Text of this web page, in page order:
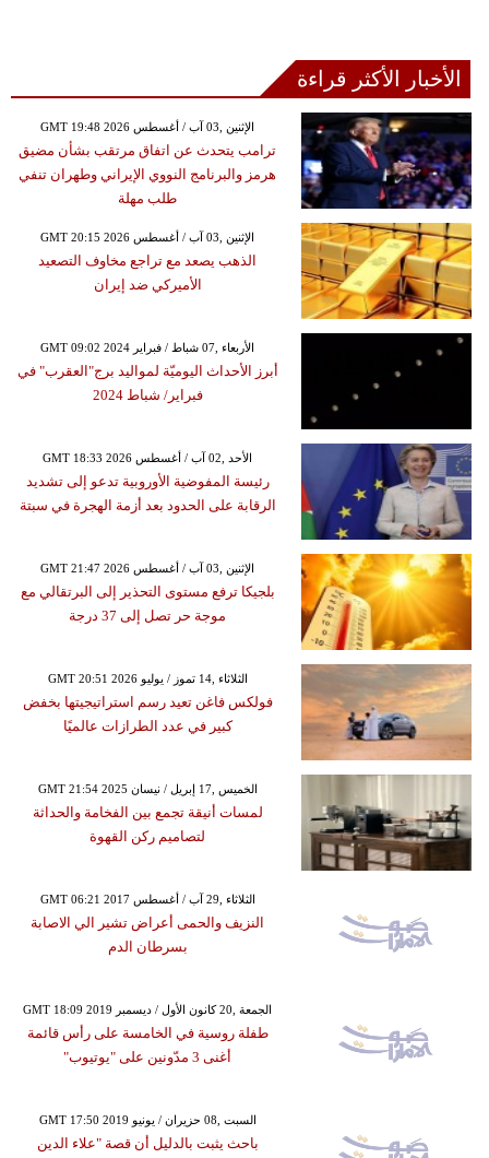
الأخبار الأكثر قراءة
GMT 19:48 2026 الإثنين ,03 آب / أغسطس
ترامب يتحدث عن اتفاق مرتقب بشأن مضيق
هرمز والبرنامج النووي الإيراني وطهران تنفي
طلب مهلة
GMT 20:15 2026 الإثنين ,03 آب / أغسطس
الذهب يصعد مع تراجع مخاوف التصعيد
الأميركي ضد إيران
GMT 09:02 2024 الأربعاء ,07 شباط / فبراير
أبرز الأحداث اليوميّة لمواليد برج"العقرب" في
فبراير/ شباط 2024
GMT 18:33 2026 الأحد ,02 آب / أغسطس
رئيسة المفوضية الأوروبية تدعو إلى تشديد
الرقابة على الحدود بعد أزمة الهجرة في سبتة
GMT 21:47 2026 الإثنين ,03 آب / أغسطس
بلجيكا ترفع مستوى التحذير إلى البرتقالي مع
موجة حر تصل إلى 37 درجة
GMT 20:51 2026 الثلاثاء ,14 تموز / يوليو
فولكس فاغن تعيد رسم استراتيجيتها بخفض
كبير في عدد الطرازات عالميًا
GMT 21:54 2025 الخميس ,17 إبريل / نيسان
لمسات أنيقة تجمع بين الفخامة والحداثة
لتصاميم ركن القهوة
GMT 06:21 2017 الثلاثاء ,29 آب / أغسطس
النزيف والحمى أعراض تشير الي الاصابة
بسرطان الدم
GMT 18:09 2019 الجمعة ,20 كانون الأول / ديسمبر
طفلة روسية في الخامسة على رأس قائمة
أغنى 3 مدّونين على "يوتيوب"
GMT 17:50 2019 السبت ,08 حزيران / يونيو
باحث يثبت بالدليل أن قصة "علاء الدين